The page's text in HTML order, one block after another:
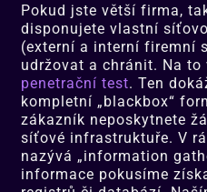
Pokud jste větší firma,
disponujete vlastní
(externí a interní firemní
udržovat a chránit. Na
penetrační test. Ten
kompletní „blackbox“
zákazník neposkytnete
síťové infrastruktuře. V
nazývá „information
informace pokusíme